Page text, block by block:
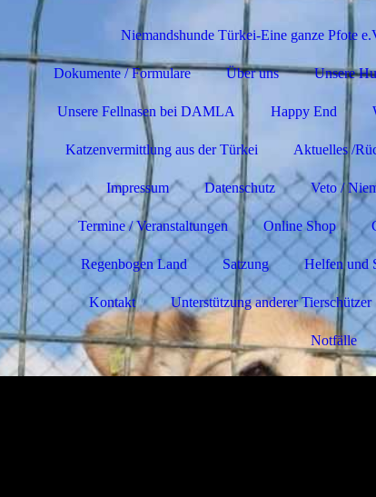
Niemandshunde Türkei-Eine ganze Pfote
Dokumente / Formulare Über uns Unsere
Unsere Fellnasen bei DAMLA Happy End
Katzenvermittlung aus der Türkei Aktuelles /
Impressum Datenschutz Veto /
Termine / Veranstaltungen Online Shop
Regenbogen Land Satzung Helfen und
Kontakt Unterstützung anderer Tierschützer
Notfälle